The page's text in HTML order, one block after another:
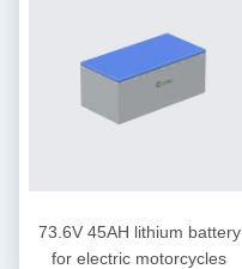
73.6V 45AH lithium battery
for electric motorcycles